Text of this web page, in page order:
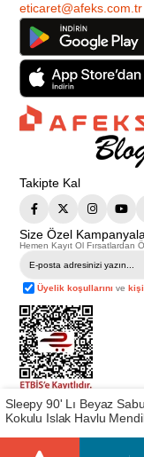
eticaret@afeks.com.tr
Takipte Kal
Size Özel
Hemen Kayıt Ol Fırsatlardan
Üyelik koşullarını ve
Telif Hakkı © 2026
Bu web sitesindeki tüm
görsel ve yazılı içerikler
başka yerlerde
Sleepy 90' Lı Beyaz
Kokulu Islak Havlu